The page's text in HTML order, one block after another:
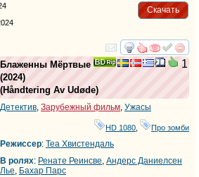
Скачать
смотреть
1
Блаженны Мёртвые
(2024)
(Håndtering Av Udøde)
Детектив Зарубежный фильм Ужасы
HD 1080 Про зомби
Режиссер: Теа Хвистендаль
В ролях: Ренате Реинсве Андерс Даниелсен
Лье Бахар Парс